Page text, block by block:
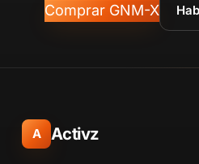
Comprar GNM-X
A Activz